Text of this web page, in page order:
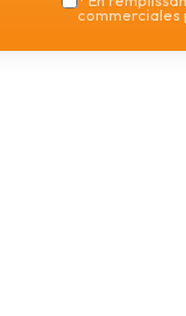
commerciales